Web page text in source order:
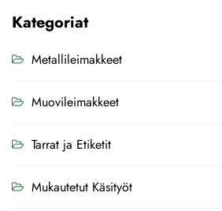
Kategoriat
Metallileimakkeet
Muovileimakkeet
Tarrat ja Etiketit
Mukautetut Käsityöt